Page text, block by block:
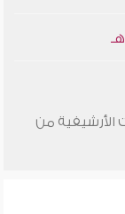
الأرشيفية من